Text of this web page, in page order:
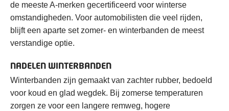
de meeste A-merken gecertificeerd voor winterse
omstandigheden. Voor automobilisten die veel rijden,
blijft een aparte set zomer- en winterbanden de meest
verstandige optie.
NADELEN WINTERBANDEN
Winterbanden zijn gemaakt van zachter rubber, bedoeld
voor koud en glad wegdek. Bij zomerse temperaturen
zorgen ze voor een langere remweg, hogere